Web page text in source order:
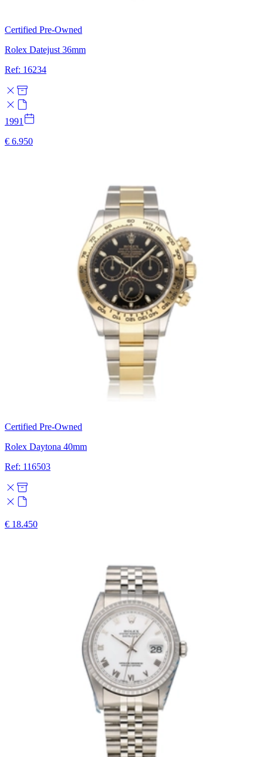
Certified Pre-Owned
Rolex Datejust 36mm
Ref: 16234
1991
€ 6.950
Certified Pre-Owned
Rolex Daytona 40mm
Ref: 116503
€ 18.450